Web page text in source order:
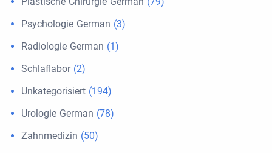
Psychologie German (3)
Radiologie German (1)
Schlaflabor(2)
Unkategorisiert (194)
Urologie German (78)
Zahnmedizin (50)